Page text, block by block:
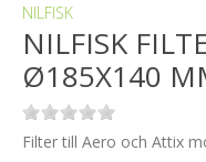
NILFISK
NILFISK
Ø185X140
Filter till Aero och Attix